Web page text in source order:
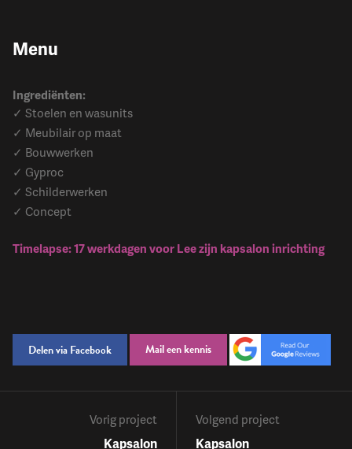
Menu
Ingrediënten:
✓ Stoelen en wasunits
✓ Meubilair op maat
✓ Bouwwerken
✓ Gyproc
✓ Schilderwerken
✓ Concept
Timelapse: 17 werkdagen voor Lee zijn kapsalon inrichting
Delen via Facebook Mail een kennis
Vorig project
Kapsalon
Volgend project
Kapsalon